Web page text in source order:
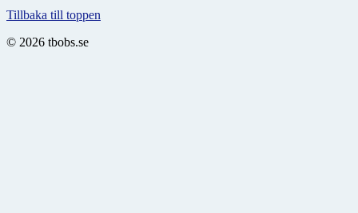
Tillbaka till toppen
© 2026 tbobs.se